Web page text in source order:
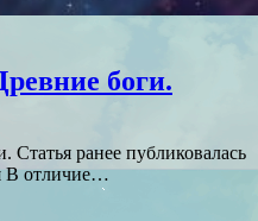
боги.
Статья ранее публиковалась
В отличие…